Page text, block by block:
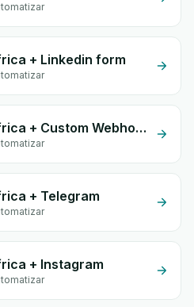
+ Linkedin form
ML Ship Africa + Custom Webhook
+ Telegram
+ Instagram